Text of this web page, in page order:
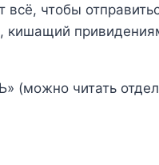
чтобы
кишащий
читать